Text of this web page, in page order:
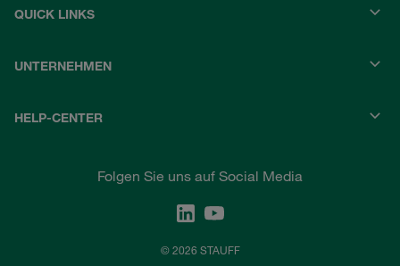
QUICK LINKS
UNTERNEHMEN
HELP-CENTER
Folgen Sie uns auf Social Media
© 2026 STAUFF